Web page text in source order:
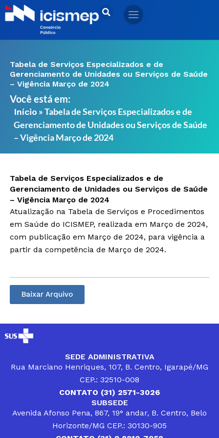
Ir
para
Tabela de Serviços Especializados e de
Gerenciamento de Unidades ou Serviços de Saúde
– Vigência Março de 2024
Você está em:
Início »Tabela de Serviços Especializados e de
Gerenciamento de Unidades ou Serviços de Saúde
– Vigência Março de 2024
Tabela de Serviços Especializados e de
Gerenciamento de Unidades ou Serviços de Saúde
– Vigência Março de 2024
Atualização na Tabela de Serviços e Procedimentos
em Saúde do ICISMEP, realizada em Março de 2024,
com publicação em Março de 2024, para vigência a
partir da competência de Março de 2024.
Baixar Arquivo
SEDE ADMINISTRATIVA
Rua Marciano Henriques, 107, B. Centro, Igarapé/MG
CEP.: 32510-008
CONTATO (31) 2571-3026
SUBSEDE
Avenida Afonso Pena, 867, 19° andar, B. Centro, Belo
Horizonte/MG CEP.: 30130-905